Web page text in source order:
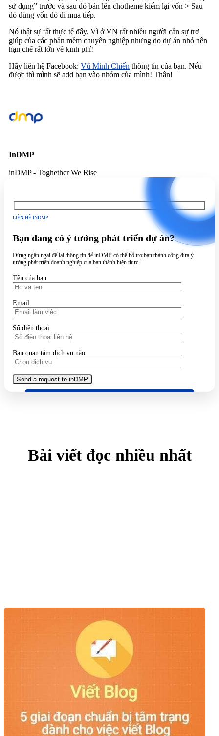
sử dụng” trước và sau đó bán lên chotheme kiếm lại vốn > Sau
đó dùng vốn đó đi mua tiếp.
Nó thật sự rất thực tế đấy. Vì ở VN rất nhiều người cần sự trợ
giúp của các phần mềm chuyên nghiệp nhưng do dự án nhỏ nên
hạn chế rất lớn về kinh phí!
Hãy liên hệ Facebook: Vũ Minh Chiến thông tin của bạn. Nếu
được thì mình sẽ add bạn vào nhóm của mình! Thân!
InDMP
inDMP - Toghether We Rise
LIÊN HỆ INDMP
Bạn đang có ý tưởng phát triển dự án?
Đừng ngần ngại để lại thông tin để inDMP có thể hỗ trợ bạn thành công đưa ý
tưởng phát triển doanh nghiệp của bạn thành hiện thực.
Tên của bạn
Email
Số điện thoại
Bạn quan tâm dịch vụ nào
Bài viết đọc nhiều nhất